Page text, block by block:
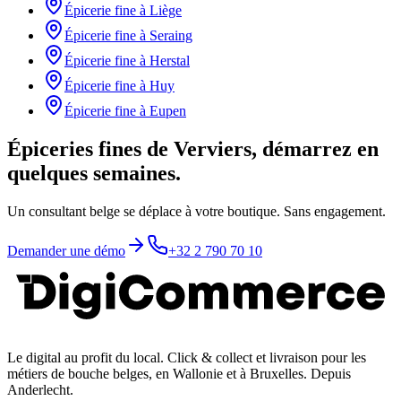
Épicerie fine à Liège
Épicerie fine à Seraing
Épicerie fine à Herstal
Épicerie fine à Huy
Épicerie fine à Eupen
Épiceries fines de Verviers, démarrez en
quelques semaines.
Un consultant belge se déplace à votre boutique. Sans engagement.
Demander une démo +32 2 790 70 10
Le digital au profit du local. Click & collect et livraison pour les
métiers de bouche belges, en Wallonie et à Bruxelles. Depuis
Anderlecht.